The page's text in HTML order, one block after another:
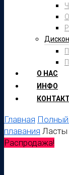
О НАС
ИНФО
Главная Полный
плавания Ласты
Распродажа!